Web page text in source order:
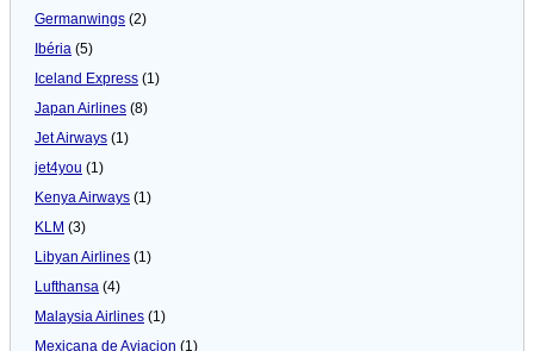
Germanwings (2)
Ibéria (5)
Iceland Express (1)
Japan Airlines (8)
Jet Airways (1)
jet4you (1)
Kenya Airways (1)
KLM (3)
Libyan Airlines (1)
Lufthansa (4)
Malaysia Airlines (1)
Mexicana de Aviacion (1)